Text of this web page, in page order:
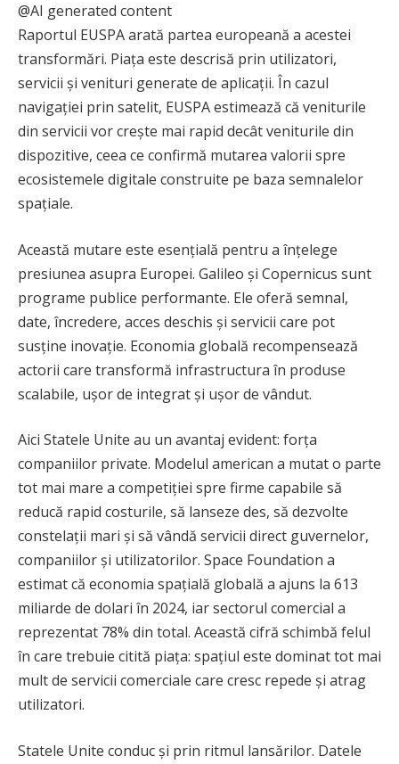
@AI generated content
Raportul EUSPA arată partea europeană a acestei
transformări. Piața este descrisă prin utilizatori,
servicii și venituri generate de aplicații. În cazul
navigației prin satelit, EUSPA estimează că veniturile
din servicii vor crește mai rapid decât veniturile din
dispozitive, ceea ce confirmă mutarea valorii spre
ecosistemele digitale construite pe baza semnalelor
spațiale.
Această mutare este esențială pentru a înțelege
presiunea asupra Europei. Galileo și Copernicus sunt
programe publice performante. Ele oferă semnal,
date, încredere, acces deschis și servicii care pot
susține inovație. Economia globală recompensează
actorii care transformă infrastructura în produse
scalabile, ușor de integrat și ușor de vândut.
Aici Statele Unite au un avantaj evident: forța
companiilor private. Modelul american a mutat o parte
tot mai mare a competiției spre firme capabile să
reducă rapid costurile, să lanseze des, să dezvolte
constelații mari și să vândă servicii direct guvernelor,
companiilor și utilizatorilor. Space Foundation a
estimat că economia spațială globală a ajuns la 613
miliarde de dolari în 2024, iar sectorul comercial a
reprezentat 78% din total. Această cifră schimbă felul
în care trebuie citită piața: spațiul este dominat tot mai
mult de servicii comerciale care cresc repede și atrag
utilizatori.
Statele Unite conduc și prin ritmul lansărilor. Datele